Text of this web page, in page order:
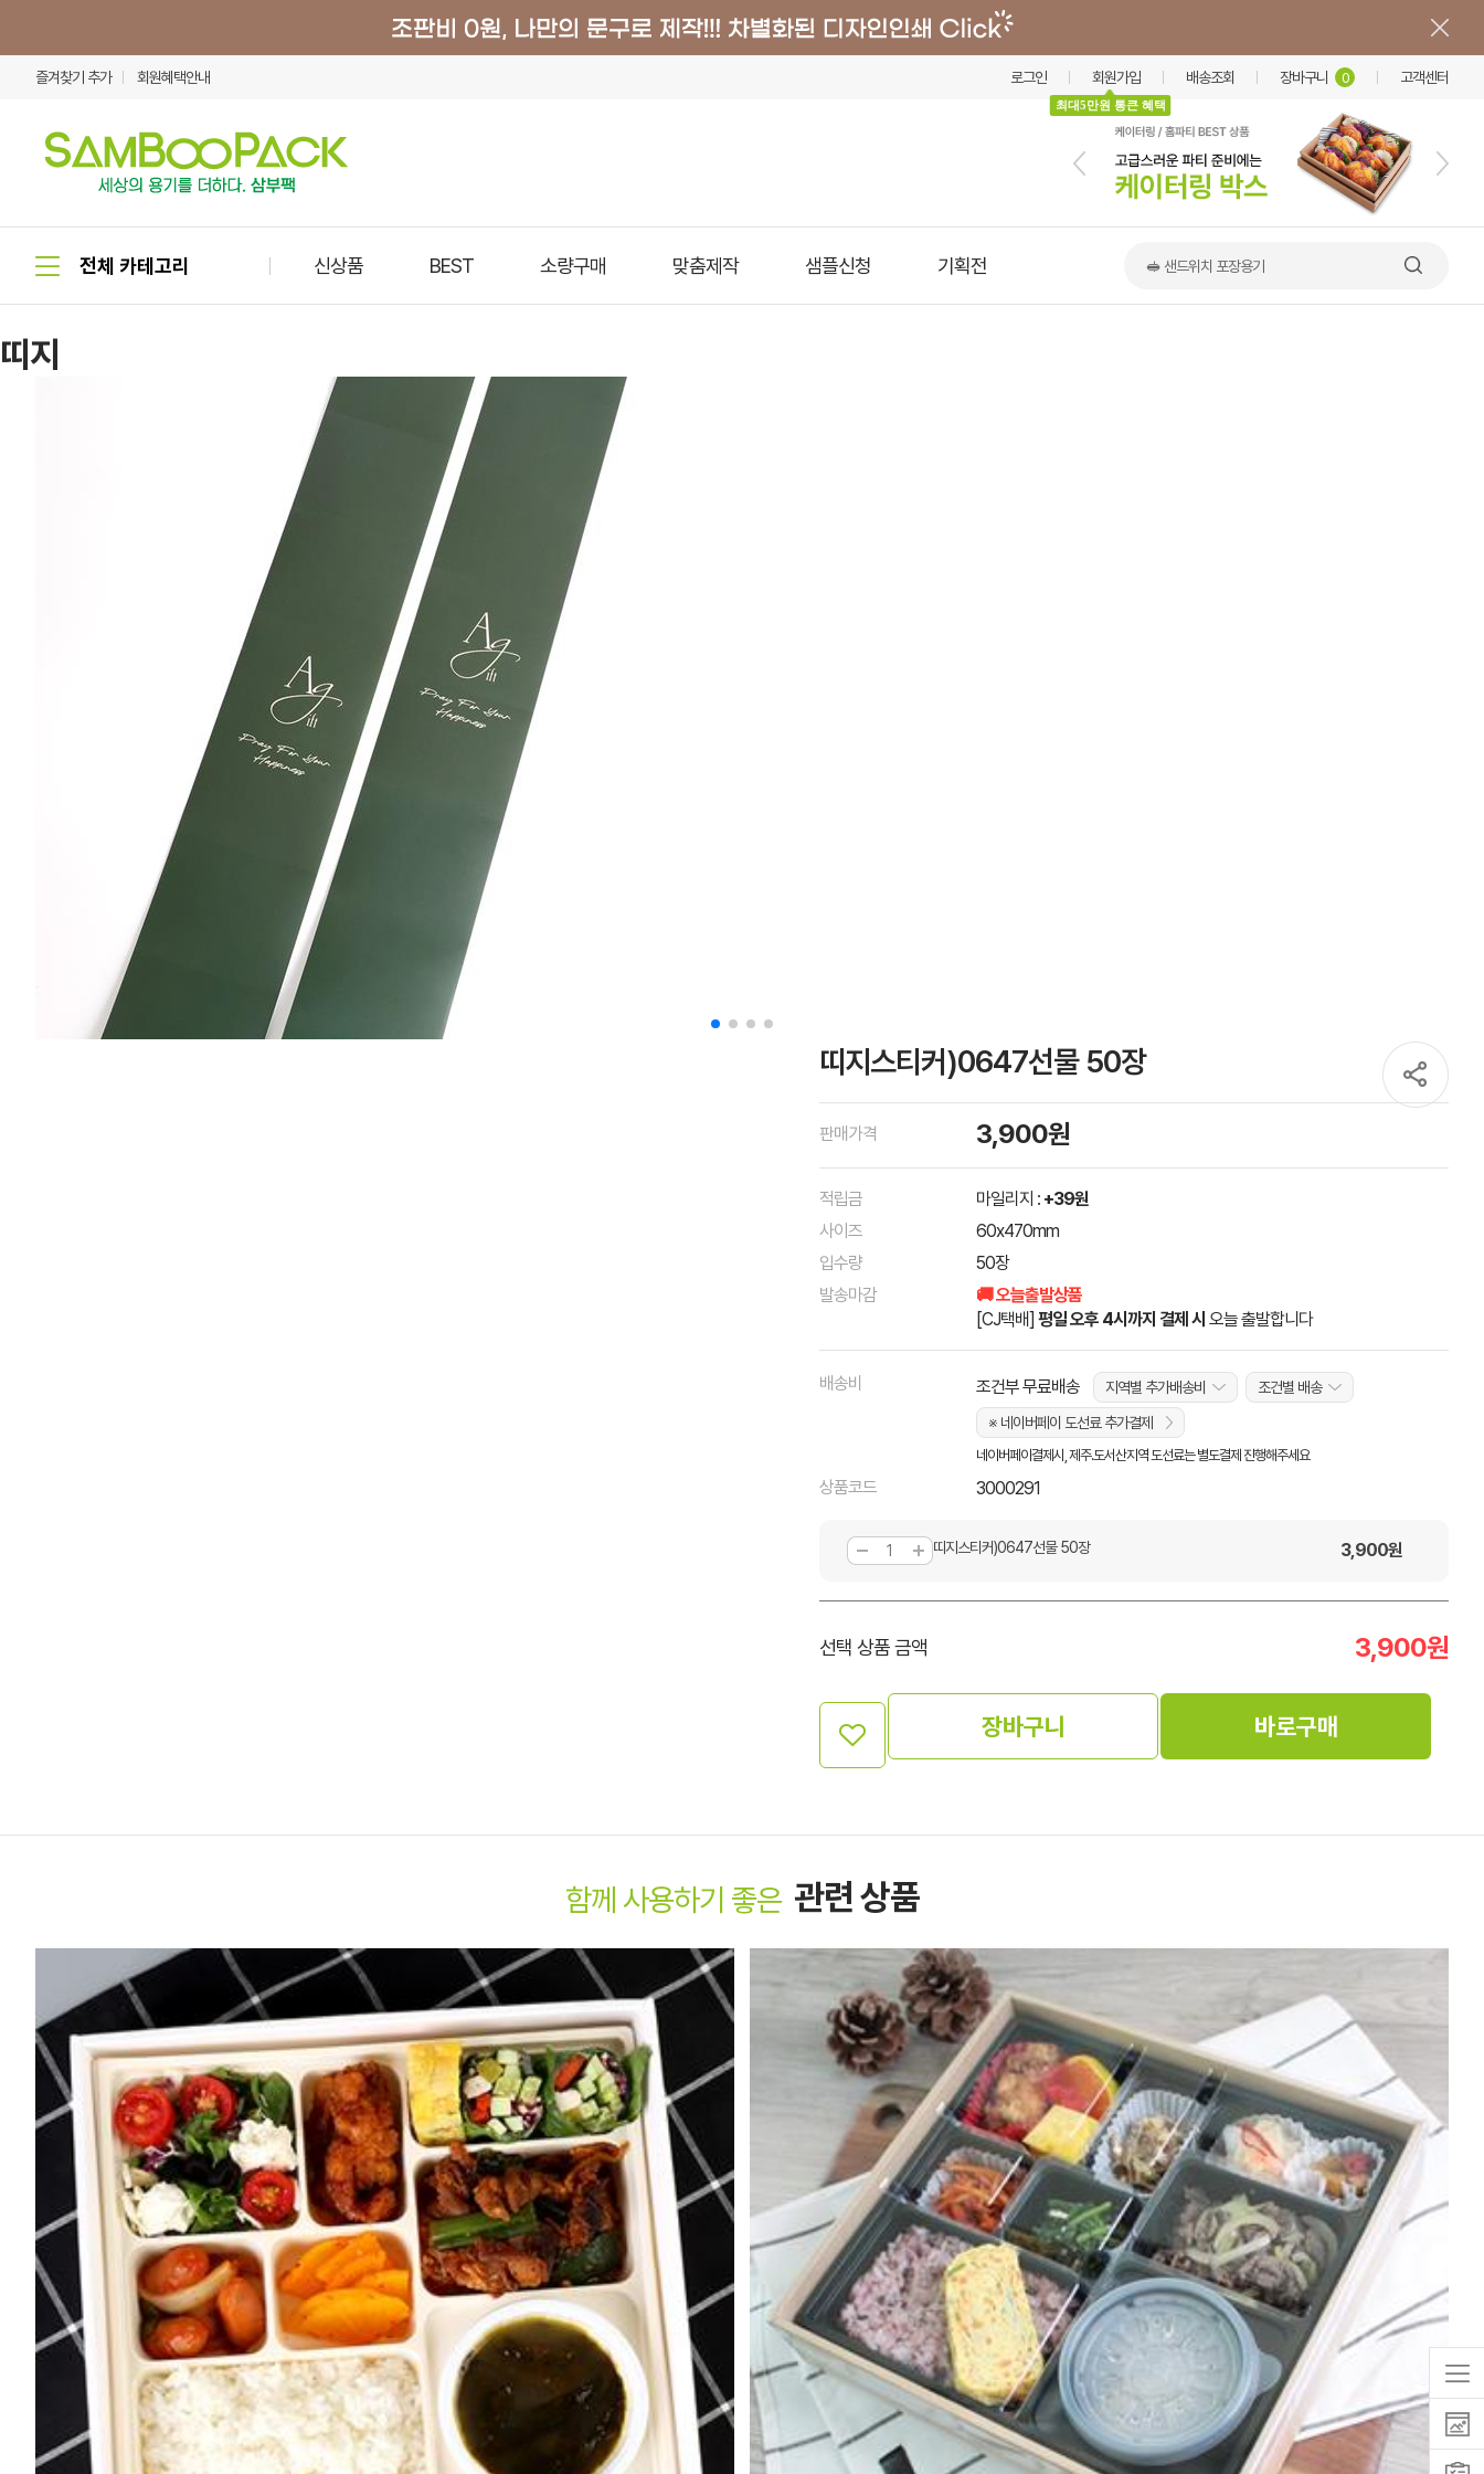
즐겨찾기 추가 회원혜택안내 로그인 회원가입
최대5만원 통큰 혜택
배송조회 장바구니 0 고객센터
신상품 BEST 소량구매 맞춤제작 샘플신청 기획전 🥪 샌드위치 포장용기
띠지
띠지스티커)0647선물 50장
판매가격 3,900원
적립금 마일리지 : +39원
사이즈
60x470mm
입수량
50장
발송마감
🚚 오늘출발상품
[CJ택배] 평일 오후 4시까지 결제 시 오늘 출발합니다
배송비 조건부 무료배송 지역별 추가배송비
조건별 배송
※ 네이버페이 도선료 추가결제
네이버페이결제시, 제주.도서산지역 도선료는 별도결제 진행해주세요
상품코드 3000291
띠지스티커)0647선물 50장 3,900원
선택 상품 금액 3,900원
장바구니 바로구매
함께 사용하기 좋은 관련 상품